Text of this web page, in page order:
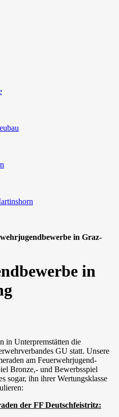
in Graz-
in
in Unterpremstätten die
GU statt. Unsere
am Feuerwehrjugend-
Bronze,- und Bewerbsspiel
sogar, ihn ihrer Wertungsklasse
der FF Deutschfeistritz: